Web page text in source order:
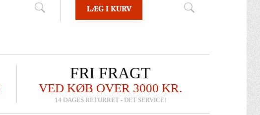
FRI FRAGT
VED KØB OVER 3000 KR.
14 DAGES RETURRET - DET SERVICE!